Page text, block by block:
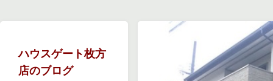
ハウスゲート枚方
店のブログ